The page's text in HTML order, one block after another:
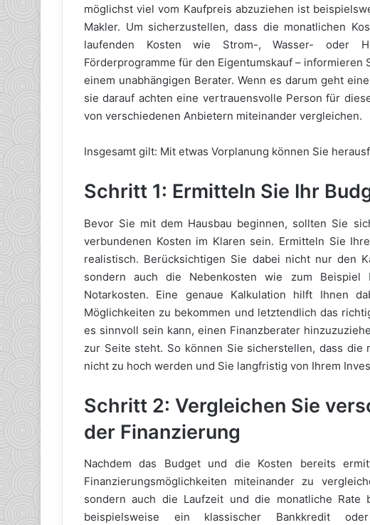
möglichst viel vom Kaufpreis abzuziehen ist
Makler. Um sicherzustellen, dass die monatlichen
laufenden Kosten wie Strom-, Wasser- oder
Förderprogramme für den Eigentumskauf –
einem unabhängigen Berater. Wenn es darum geht
sie darauf achten eine vertrauensvolle Person für
von verschiedenen Anbietern miteinander vergleichen.
Insgesamt gilt: Mit etwas Vorplanung können Sie
Schritt 1: Ermitteln Sie Ihr
Bevor Sie mit dem Hausbau beginnen, sollten Sie
verbundenen Kosten im Klaren sein. Ermitteln Sie
realistisch. Berücksichtigen Sie dabei nicht nur den
sondern auch die Nebenkosten wie zum Beispiel
Notarkosten. Eine genaue Kalkulation hilft Ihnen
Möglichkeiten zu bekommen und letztendlich das
es sinnvoll sein kann, einen Finanzberater
zur Seite steht. So können Sie sicherstellen, dass die
nicht zu hoch werden und Sie langfristig von Ihrem
Schritt 2: Vergleichen Sie
der Finanzierung
Nachdem das Budget und die Kosten bereits
Finanzierungsmöglichkeiten miteinander zu
sondern auch die Laufzeit und die monatliche Rate
beispielsweise ein klassischer Bankkredit